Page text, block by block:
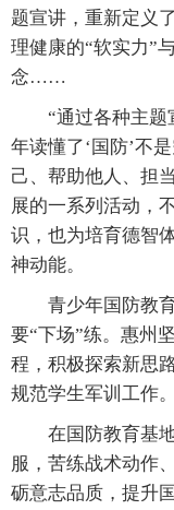
题宣讲，重新定义
理健康的“软实力”
念……
“通过各种主题
年读懂了‘国防’不
己、帮助他人、担
展的一系列活动，
识，也为培育德智
神动能。
青少年国防教育
要“下场”练。惠州
程，积极探索新思
规范学生军训工作。
在国防教育基地
服，苦练战术动作
砺意志品质，提升